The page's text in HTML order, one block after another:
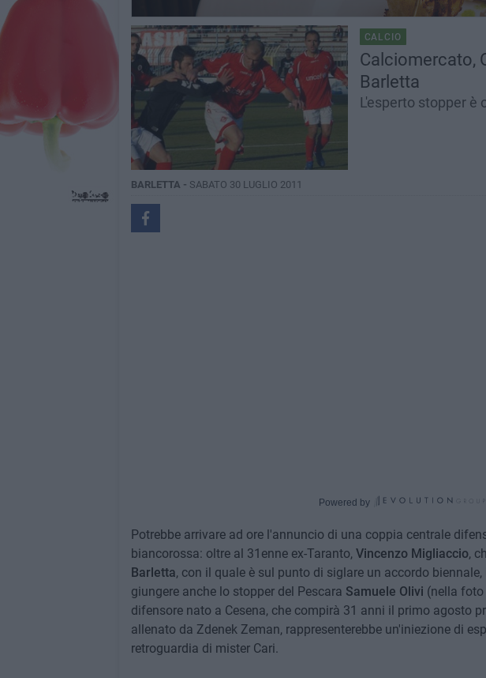
CALCIO
Calciomercato,
Barletta
L'esperto stopper è
BARLETTA - SABATO 30 LUGLIO 2011
Powered by
Potrebbe arrivare ad ore l'annuncio di una coppia centrale
biancorossa: oltre al 31enne ex-Taranto, Vincenzo Migliaccio,
Barletta, con il quale è sul punto di siglare un accordo
giungere anche lo stopper del Pescara Samuele Olivi (nella foto
difensore nato a Cesena, che compirà 31 anni il primo agosto
allenato da Zdenek Zeman, rappresenterebbe un'iniezione di
retroguardia di mister Cari.